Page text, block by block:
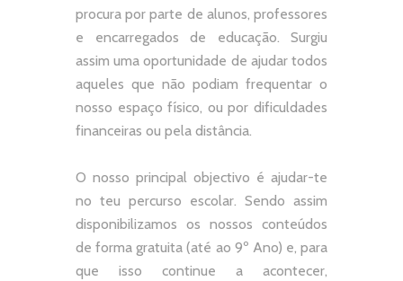
procura por parte de alunos, professores
e encarregados de educação. Surgiu
assim uma oportunidade de ajudar todos
aqueles que não podiam frequentar o
nosso espaço físico, ou por dificuldades
financeiras ou pela distância.
O nosso principal objectivo é ajudar-te
no teu percurso escolar. Sendo assim
disponibilizamos os nossos conteúdos
de forma gratuita (até ao 9º Ano) e, para
que isso continue a acontecer,